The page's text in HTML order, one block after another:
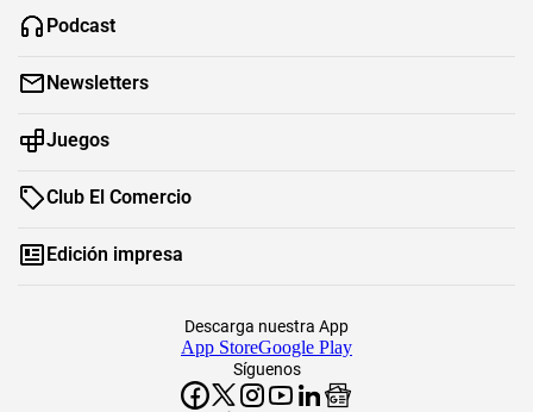
Podcast
Newsletters
Juegos
Club El Comercio
Edición impresa
Síguenos
Descarga nuestra App
App StoreGoogle Play